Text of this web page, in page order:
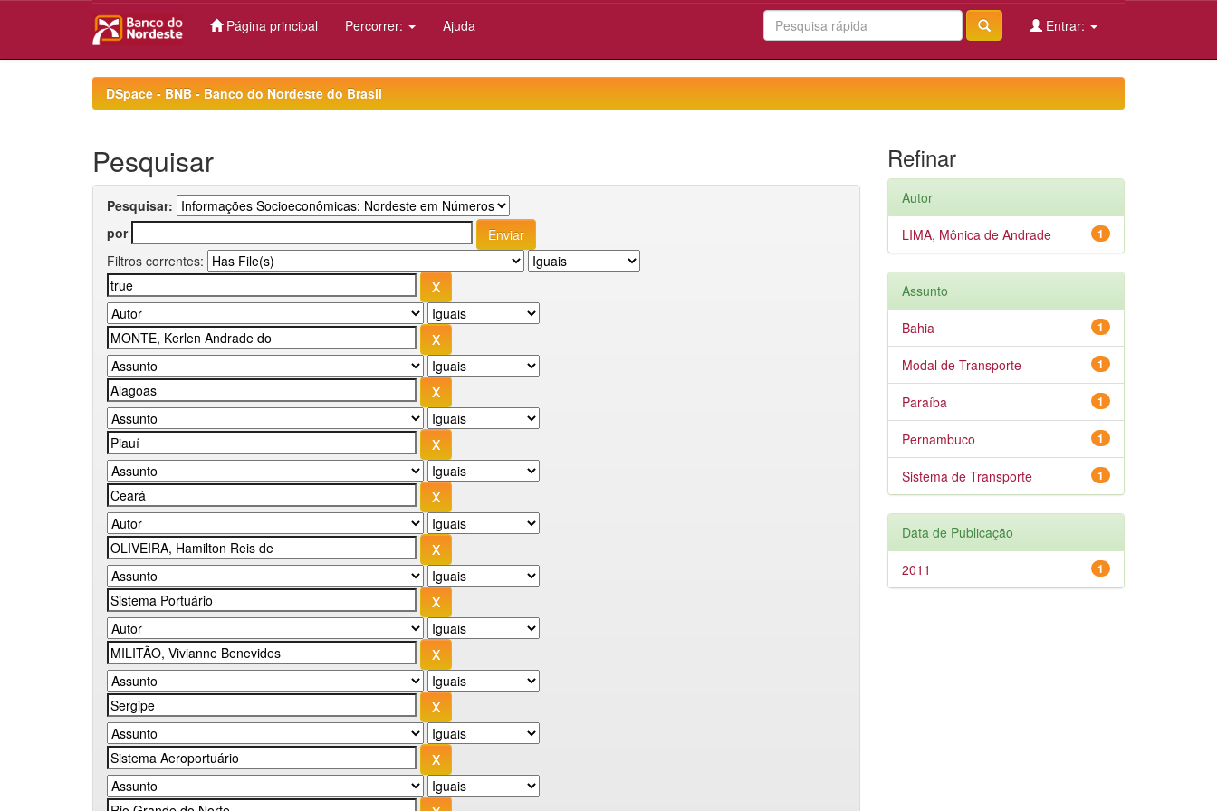
Página principal Percorrer: Ajuda Entrar:
DSpace - BNB - Banco do Nordeste do Brasil
Pesquisar
Pesquisar:
por
Filtros correntes:
Refinar
Autor
1
LIMA, Mônica de Andrade
Assunto
1
Bahia
1
Modal de Transporte
1
Paraíba
1
Pernambuco
1
Sistema de Transporte
Data de Publicação
1
2011